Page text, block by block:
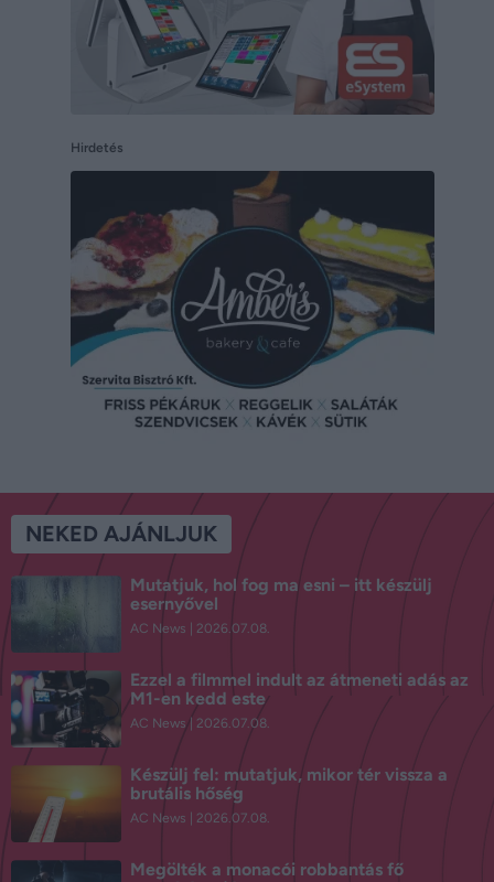
Hirdetés
NEKED AJÁNLJUK
Mutatjuk, hol fog ma esni – itt készülj
esernyővel
AC News 2026.07.08.
Ezzel a filmmel indult az átmeneti adás az
M1-en kedd este
AC News 2026.07.08.
Készülj fel: mutatjuk, mikor tér vissza a
brutális hőség
AC News 2026.07.08.
Megölték a monacói robbantás fő